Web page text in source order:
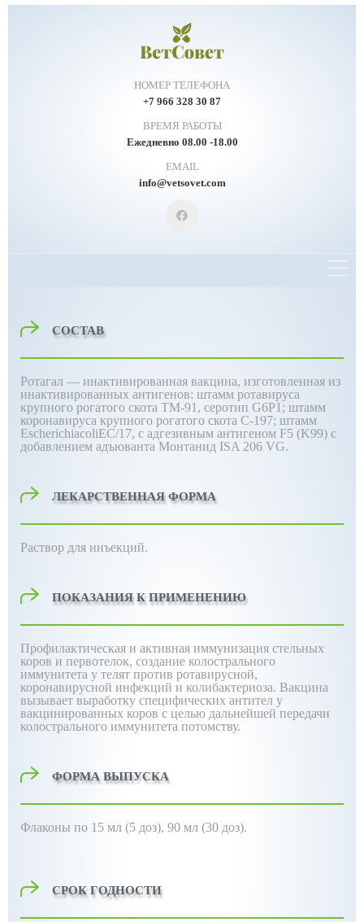
НОМЕР ТЕЛЕФОНА
+7 966 328 30 87
ВРЕМЯ РАБОТЫ
Ежедневно 08.00 -18.00
EMAIL
info@vetsovet.com
СОСТАВ
Ротагал — инактивированная вакцина, изготовленная из
инактивированных антигенов: штамм ротавируса
крупного рогатого скота ТМ-91, серотип G6P1; штамм
коронавируса крупного рогатого скота С-197; штамм
EscherichiacoliEC/17, с адгезивным антигеном F5 (K99) с
добавлением адъюванта Монтанид ISA 206 VG.
ЛЕКАРСТВЕННАЯ ФОРМА
Раствор для инъекций.
ПОКАЗАНИЯ К ПРИМЕНЕНИЮ
Профилактическая и активная иммунизация стельных
коров и первотелок, создание колострального
иммунитета у телят против ротавирусной,
коронавирусной инфекций и колибактериоза. Вакцина
вызывает выработку специфических антител у
вакцинированных коров с целью дальнейшей передачи
колострального иммунитета потомству.
ФОРМА ВЫПУСКА
Флаконы по 15 мл (5 доз), 90 мл (30 доз).
СРОК ГОДНОСТИ